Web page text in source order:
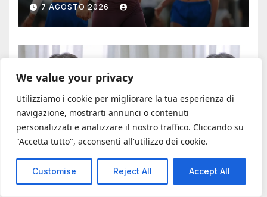
We value your privacy
Utilizziamo i cookie per migliorare la tua esperienza di
navigazione, mostrarti annunci o contenuti
personalizzati e analizzare il nostro traffico. Cliccando su
"Accetta tutto", acconsenti all'utilizzo dei cookie.
Customise Reject All Accept All
7 AGOSTO 2026
Ti conosco, mascherina.
Conte fa un comizio in
commissione Covid ma non
spiega errori e sospetti
6 AGOSTO 2026